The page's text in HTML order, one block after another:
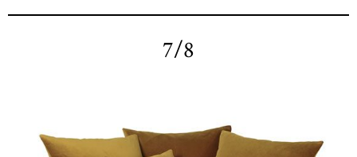
7/8